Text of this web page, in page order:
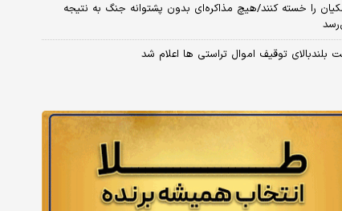
را خسته کنند/هیچ مذاکره‌ای بدون پشتوانه جنگ به نتیجه
بلندبالای توقیف اموال تراستی ها اعلام شد